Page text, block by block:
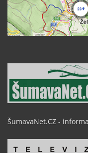
ŠumavaNet.CZ -